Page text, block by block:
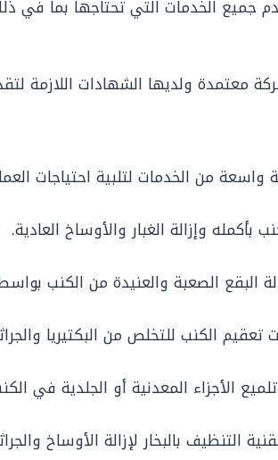
جميع الخدمات التي تحتاجها بما في
معتمدة ولديها الشهادات اللازمة
من الخدمات لتلبية احتياجات
وإزالة الغبار والأوساخ العادية.
الصعبة والعنيدة من الكنب
الكنب للتخلص من البكتيريا
الأجزاء المعدنية أو الجلدية في
التنظيف بالبخار لإزالة الأوساخ